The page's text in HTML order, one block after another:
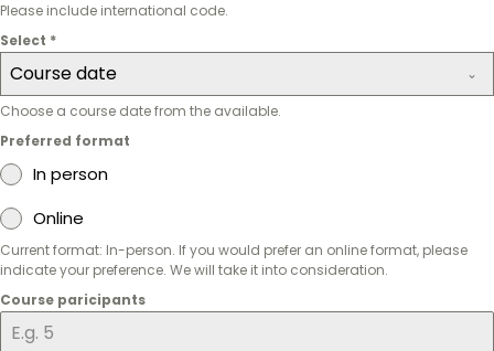
Please include international code.
Select *
Course date
Choose a course date from the available.
Preferred format
In person
Online
Current format: In-person. If you would prefer an online format, please
indicate your preference. We will take it into consideration.
Course paricipants